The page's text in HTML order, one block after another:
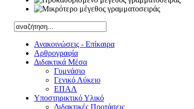
Ανακοινώσεις - Επίκαιρα
Αρθρογραφία
Διδακτικά Μέσα
Γυμνάσιο
Γενικό Λύκειο
ΕΠΑΛ
Υποστηρικτικό Υλικό
Διδακτικές Προτάσεις